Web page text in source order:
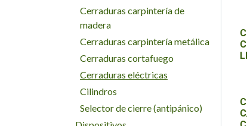
Cerraduras carpintería de
madera
Cerraduras carpintería metálica
Cerraduras cortafuego
Cerraduras eléctricas
Cilindros
Selector de cierre (antipánico)